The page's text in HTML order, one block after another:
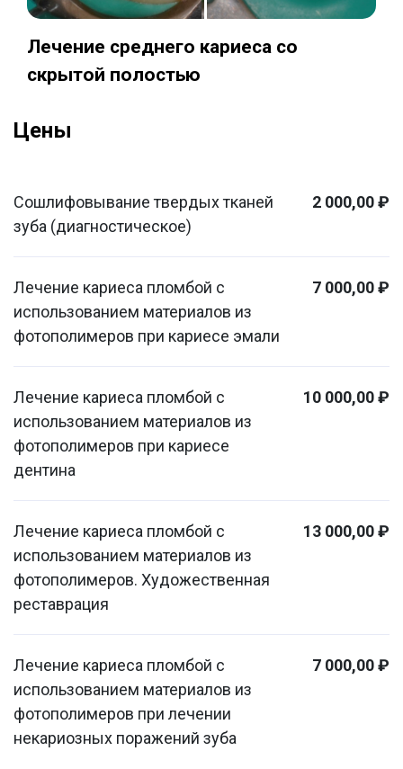
Лечение среднего кариеса со
скрытой полостью
Цены
Сошлифовывание твердых тканей
зуба (диагностическое)
2 000,00 ₽
Лечение кариеса пломбой с
использованием материалов из
фотополимеров при кариесе эмали
7 000,00 ₽
Лечение кариеса пломбой с
использованием материалов из
фотополимеров при кариесе
дентина
10 000,00 ₽
Лечение кариеса пломбой с
использованием материалов из
фотополимеров. Художественная
реставрация
13 000,00 ₽
Лечение кариеса пломбой с
использованием материалов из
фотополимеров при лечении
некариозных поражений зуба
7 000,00 ₽